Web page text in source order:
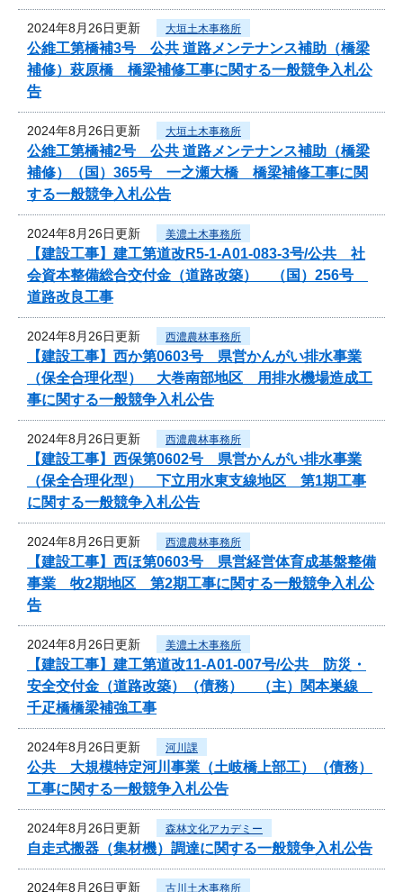
2024年8月26日更新 大垣土木事務所
公維工第橋補3号 公共 道路メンテナンス補助（橋梁
補修）萩原橋 橋梁補修工事に関する一般競争入札公
告
2024年8月26日更新 大垣土木事務所
公維工第橋補2号 公共 道路メンテナンス補助（橋梁
補修）（国）365号 一之瀬大橋 橋梁補修工事に関
する一般競争入札公告
2024年8月26日更新 美濃土木事務所
【建設工事】建工第道改R5-1-A01-083-3号/公共 社
会資本整備総合交付金（道路改築） （国）256号
道路改良工事
2024年8月26日更新 西濃農林事務所
【建設工事】西か第0603号 県営かんがい排水事業
（保全合理化型） 大巻南部地区 用排水機場造成工
事に関する一般競争入札公告
2024年8月26日更新 西濃農林事務所
【建設工事】西保第0602号 県営かんがい排水事業
（保全合理化型） 下立用水東支線地区 第1期工事
に関する一般競争入札公告
2024年8月26日更新 西濃農林事務所
【建設工事】西ほ第0603号 県営経営体育成基盤整備
事業 牧2期地区 第2期工事に関する一般競争入札公
告
2024年8月26日更新 美濃土木事務所
【建設工事】建工第道改11-A01-007号/公共 防災・
安全交付金（道路改築）（債務） （主）関本巣線
千疋橋橋梁補強工事
2024年8月26日更新 河川課
公共 大規模特定河川事業（土岐橋上部工）（債務）
工事に関する一般競争入札公告
2024年8月26日更新 森林文化アカデミー
自走式搬器（集材機）調達に関する一般競争入札公告
2024年8月26日更新 古川土木事務所